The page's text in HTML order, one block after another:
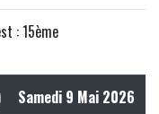
: 15ème
Samedi 9 Mai 2026